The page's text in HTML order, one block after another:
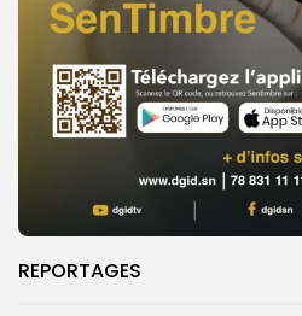
REPORTAGES